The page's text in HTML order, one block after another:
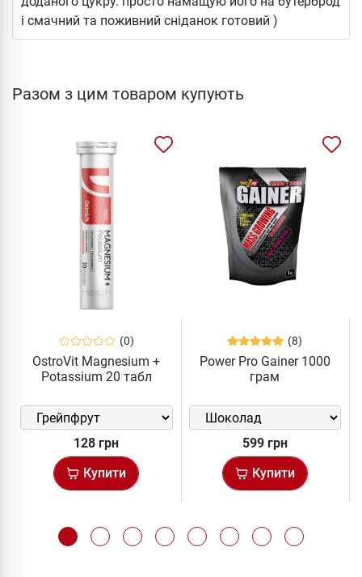
і смачний та поживний сніданок готовий )
Разом з цим товаром купують
(0)
OstroVit Magnesium +
Potassium 20 табл
128 грн
Купити
(8)
Power Pro Gainer 1000
грам
599 грн
Купити